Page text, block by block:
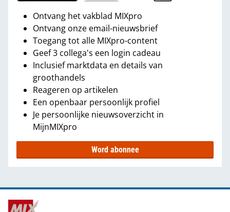
Ontvang het vakblad MIXpro
Ontvang onze email-nieuwsbrief
Toegang tot alle MIXpro-content
Geef 3 collega's een login cadeau
Inclusief marktdata en details van
groothandels
Reageren op artikelen
Een openbaar persoonlijk profiel
Je persoonlijke nieuwsoverzicht in
MijnMIXpro
Word abonnee